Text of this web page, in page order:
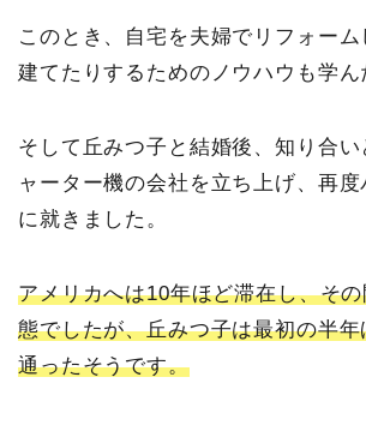
このとき、自宅を夫婦でリフォーム
建てたりするためのノウハウも学ん
そして丘みつ子と結婚後、知り合
ャーター機の会社を立ち上げ、再
に就きました。
アメリカへは10年ほど滞在し、そ
態でしたが、丘みつ子は最初の半
通ったそうです。